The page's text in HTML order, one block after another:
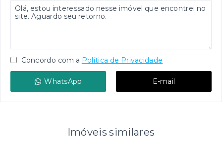
Concordo com a Política de Privacidade
WhatsApp E-mail
Imóveis similares